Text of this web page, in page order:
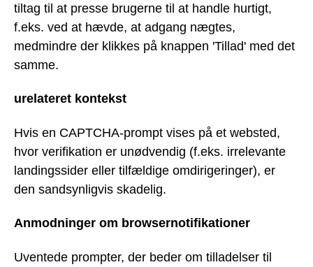
tiltag til at presse brugerne til at handle hurtigt,
f.eks. ved at hævde, at adgang nægtes,
medmindre der klikkes på knappen 'Tillad' med det
samme.
urelateret kontekst
Hvis en CAPTCHA-prompt vises på et websted,
hvor verifikation er unødvendig (f.eks. irrelevante
landingssider eller tilfældige omdirigeringer), er
den sandsynligvis skadelig.
Anmodninger om browsernotifikationer
Uventede prompter, der beder om tilladelser til